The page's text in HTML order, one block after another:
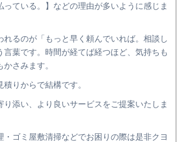
っている。】などの理由が多いように感じま
れるのが「もっと早く頼んでいれば。相談し
言葉です。時間が経てば経つほど、気持ちも
さみます。
りからで結構です。
り添い、より良いサービスをご提案いたしま
・ゴミ屋敷清掃などでお困りの際は是非クヨ